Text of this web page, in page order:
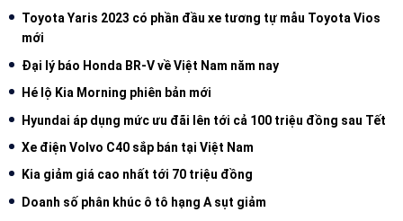
Toyota Yaris 2023 có phần đầu xe tương tự mẫu Toyota Vios
mới
Đại lý báo Honda BR-V về Việt Nam năm nay
Hé lộ Kia Morning phiên bản mới
Hyundai áp dụng mức ưu đãi lên tới cả 100 triệu đồng sau Tết
Xe điện Volvo C40 sắp bán tại Việt Nam
Kia giảm giá cao nhất tới 70 triệu đồng
Doanh số phân khúc ô tô hạng A sụt giảm